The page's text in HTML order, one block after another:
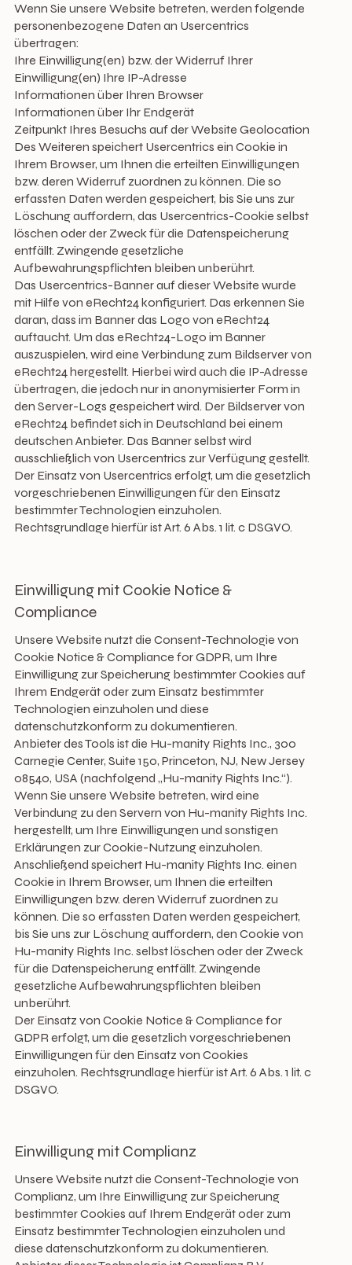
Wenn Sie unsere Website betreten, werden folgende
personenbezogene Daten an Usercentrics
übertragen:
Ihre Einwilligung(en) bzw. der Widerruf Ihrer
Einwilligung(en) Ihre IP-Adresse
Informationen über Ihren Browser
Informationen über Ihr Endgerät
Zeitpunkt Ihres Besuchs auf der Website Geolocation
Des Weiteren speichert Usercentrics ein Cookie in
Ihrem Browser, um Ihnen die erteilten Einwilligungen
bzw. deren Widerruf zuordnen zu können. Die so
erfassten Daten werden gespeichert, bis Sie uns zur
Löschung auffordern, das Usercentrics-Cookie selbst
löschen oder der Zweck für die Datenspeicherung
entfällt. Zwingende gesetzliche
Aufbewahrungspflichten bleiben unberührt.
Das Usercentrics-Banner auf dieser Website wurde
mit Hilfe von eRecht24 konfiguriert. Das erkennen Sie
daran, dass im Banner das Logo von eRecht24
auftaucht. Um das eRecht24-Logo im Banner
auszuspielen, wird eine Verbindung zum Bildserver von
eRecht24 hergestellt. Hierbei wird auch die IP-Adresse
übertragen, die jedoch nur in anonymisierter Form in
den Server-Logs gespeichert wird. Der Bildserver von
eRecht24 befindet sich in Deutschland bei einem
deutschen Anbieter. Das Banner selbst wird
ausschließlich von Usercentrics zur Verfügung gestellt.
Der Einsatz von Usercentrics erfolgt, um die gesetzlich
vorgeschriebenen Einwilligungen für den Einsatz
bestimmter Technologien einzuholen.
Rechtsgrundlage hierfür ist Art. 6 Abs. 1 lit. c DSGVO.
Einwilligung mit Cookie Notice &
Compliance
Unsere Website nutzt die Consent-Technologie von
Cookie Notice & Compliance for GDPR, um Ihre
Einwilligung zur Speicherung bestimmter Cookies auf
Ihrem Endgerät oder zum Einsatz bestimmter
Technologien einzuholen und diese
datenschutzkonform zu dokumentieren.
Anbieter des Tools ist die Hu-manity Rights Inc., 300
Carnegie Center, Suite 150, Princeton, NJ, New Jersey
08540, USA (nachfolgend „Hu-manity Rights Inc.“).
Wenn Sie unsere Website betreten, wird eine
Verbindung zu den Servern von Hu-manity Rights Inc.
hergestellt, um Ihre Einwilligungen und sonstigen
Erklärungen zur Cookie-Nutzung einzuholen.
Anschließend speichert Hu-manity Rights Inc. einen
Cookie in Ihrem Browser, um Ihnen die erteilten
Einwilligungen bzw. deren Widerruf zuordnen zu
können. Die so erfassten Daten werden gespeichert,
bis Sie uns zur Löschung auffordern, den Cookie von
Hu-manity Rights Inc. selbst löschen oder der Zweck
für die Datenspeicherung entfällt. Zwingende
gesetzliche Aufbewahrungspflichten bleiben
unberührt.
Der Einsatz von Cookie Notice & Compliance for
GDPR erfolgt, um die gesetzlich vorgeschriebenen
Einwilligungen für den Einsatz von Cookies
einzuholen. Rechtsgrundlage hierfür ist Art. 6 Abs. 1 lit. c
DSGVO.
Einwilligung mit Complianz
Unsere Website nutzt die Consent-Technologie von
Complianz, um Ihre Einwilligung zur Speicherung
bestimmter Cookies auf Ihrem Endgerät oder zum
Einsatz bestimmter Technologien einzuholen und
diese datenschutzkonform zu dokumentieren.